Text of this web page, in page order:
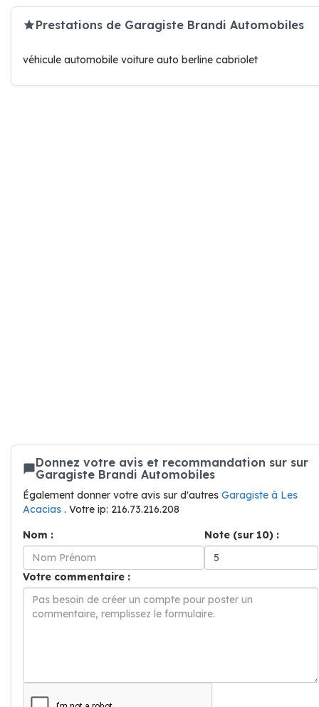
Prestations de Garagiste Brandi Automobiles
véhicule automobile voiture auto berline cabriolet
Donnez votre avis et recommandation sur sur
Garagiste Brandi Automobiles
Également donner votre avis sur d'autres Garagiste à Les
Acacias . Votre ip: 216.73.216.208
Nom :
Note (sur 10) :
Votre commentaire :